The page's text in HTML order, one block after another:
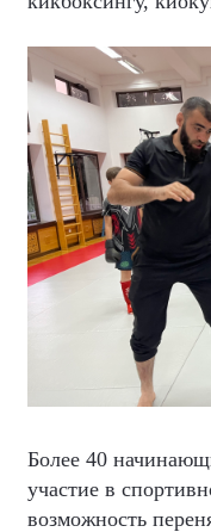
Более 40
участие в
возможность